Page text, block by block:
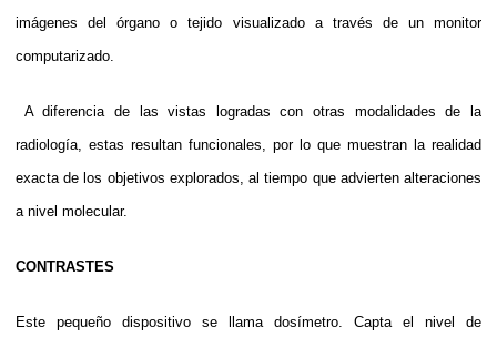
imágenes del órgano o tejido visualizado a través de un monitor
computarizado.
 A diferencia de las vistas logradas con otras modalidades de la
radiología, estas resultan funcionales, por lo que muestran la realidad
exacta de los objetivos explorados, al tiempo que advierten alteraciones
a nivel molecular.
CONTRASTES
Este pequeño dispositivo se llama dosímetro. Capta el nivel de